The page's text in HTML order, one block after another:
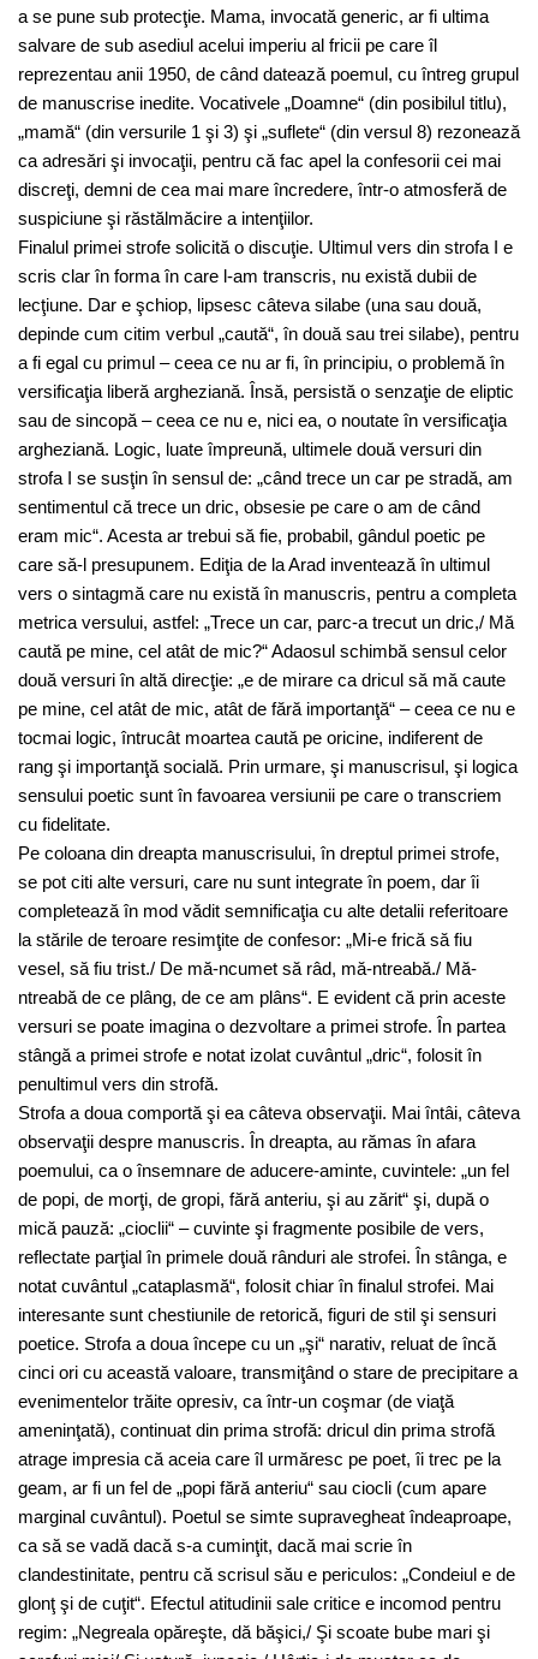
a se pune sub protecţie. Mama, invocată generic, ar fi ultima
salvare de sub asediul acelui imperiu al fricii pe care îl
reprezentau anii 1950, de când datează poemul, cu întreg grupul
de manuscrise inedite. Vocativele „Doamne“ (din posibilul titlu),
„mamă“ (din versurile 1 şi 3) şi „suflete“ (din versul 8) rezonează
ca adresări şi invocaţii, pentru că fac apel la confesorii cei mai
discreţi, demni de cea mai mare încredere, într-o atmosferă de
suspiciune şi răstălmăcire a intenţiilor.
Finalul primei strofe solicită o discuţie. Ultimul vers din strofa I e
scris clar în forma în care l-am transcris, nu există dubii de
lecţiune. Dar e şchiop, lipsesc câteva silabe (una sau două,
depinde cum citim verbul „caută“, în două sau trei silabe), pentru
a fi egal cu primul – ceea ce nu ar fi, în principiu, o problemă în
versificaţia liberă argheziană. Însă, persistă o senzaţie de eliptic
sau de sincopă – ceea ce nu e, nici ea, o noutate în versificaţia
argheziană. Logic, luate împreună, ultimele două versuri din
strofa I se susţin în sensul de: „când trece un car pe stradă, am
sentimentul că trece un dric, obsesie pe care o am de când
eram mic“. Acesta ar trebui să fie, probabil, gândul poetic pe
care să-l presupunem. Ediţia de la Arad inventează în ultimul
vers o sintagmă care nu există în manuscris, pentru a completa
metrica versului, astfel: „Trece un car, parc-a trecut un dric,/ Mă
caută pe mine, cel atât de mic?“ Adaosul schimbă sensul celor
două versuri în altă direcţie: „e de mirare ca dricul să mă caute
pe mine, cel atât de mic, atât de fără importanţă“ – ceea ce nu e
tocmai logic, întrucât moartea caută pe oricine, indiferent de
rang şi importanţă socială. Prin urmare, şi manuscrisul, şi logica
sensului poetic sunt în favoarea versiunii pe care o transcriem
cu fidelitate.
Pe coloana din dreapta manuscrisului, în dreptul primei strofe,
se pot citi alte versuri, care nu sunt integrate în poem, dar îi
completează în mod vădit semnificaţia cu alte detalii referitoare
la stările de teroare resimţite de confesor: „Mi-e frică să fiu
vesel, să fiu trist./ De mă-ncumet să râd, mă-ntreabă./ Mă-
ntreabă de ce plâng, de ce am plâns“. E evident că prin aceste
versuri se poate imagina o dezvoltare a primei strofe. În partea
stângă a primei strofe e notat izolat cuvântul „dric“, folosit în
penultimul vers din strofă.
Strofa a doua comportă şi ea câteva observaţii. Mai întâi, câteva
observaţii despre manuscris. În dreapta, au rămas în afara
poemului, ca o însemnare de aducere-aminte, cuvintele: „un fel
de popi, de morţi, de gropi, fără anteriu, şi au zărit“ şi, după o
mică pauză: „cioclii“ – cuvinte şi fragmente posibile de vers,
reflectate parţial în primele două rânduri ale strofei. În stânga, e
notat cuvântul „cataplasmă“, folosit chiar în finalul strofei. Mai
interesante sunt chestiunile de retorică, figuri de stil şi sensuri
poetice. Strofa a doua începe cu un „şi“ narativ, reluat de încă
cinci ori cu această valoare, transmiţând o stare de precipitare a
evenimentelor trăite opresiv, ca într-un coşmar (de viaţă
ameninţată), continuat din prima strofă: dricul din prima strofă
atrage impresia că aceia care îl urmăresc pe poet, îi trec pe la
geam, ar fi un fel de „popi fără anteriu“ sau ciocli (cum apare
marginal cuvântul). Poetul se simte supravegheat îndeaproape,
ca să se vadă dacă s-a cuminţit, dacă mai scrie în
clandestinitate, pentru că scrisul său e periculos: „Condeiul e de
glonţ şi de cuţit“. Efectul atitudinii sale critice e incomod pentru
regim: „Negreala opăreşte, dă băşici,/ Şi scoate bube mari şi